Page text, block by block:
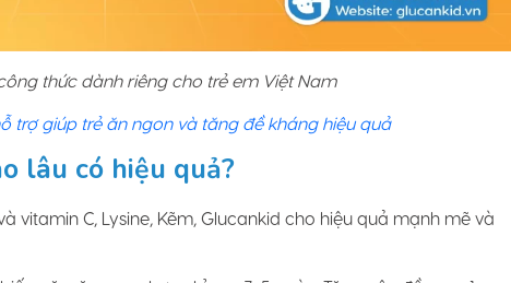
thức dành riêng cho trẻ em Việt Nam
trợ giúp trẻ ăn ngon và tăng đề kháng hiệu quả
lâu có hiệu quả?
C, Lysine, Kẽm, Glucankid cho hiệu quả mạnh mẽ và